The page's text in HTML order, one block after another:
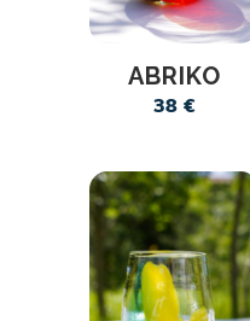
ABRIKO
38 €